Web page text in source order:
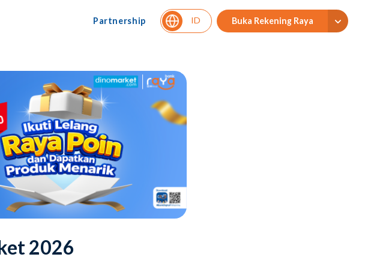
Partnership ID Buka Rekening Raya
2026